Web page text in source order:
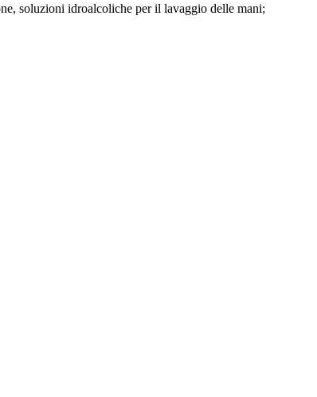
soluzioni idroalcoliche per il lavaggio delle mani;